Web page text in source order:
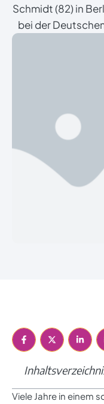
Schmidt (82) in
bei der
Viele Jahre in einem